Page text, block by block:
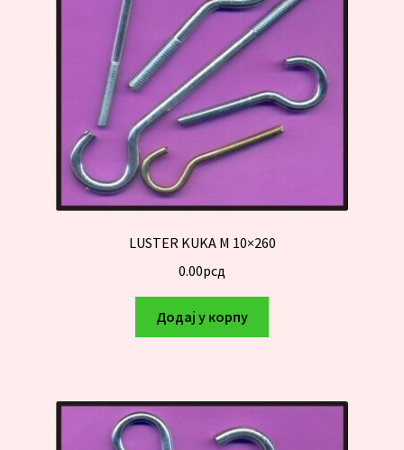
LUSTER KUKA M 10×260
0.00рсд
Додај у корпу